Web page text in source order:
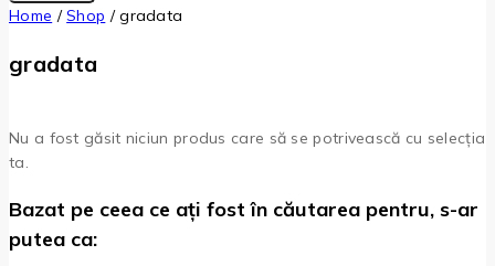
Home / Shop / gradata
gradata
Nu a fost găsit niciun produs care să se potrivească cu selecția
ta.
Bazat pe ceea ce ați fost în căutarea pentru, s-ar
putea ca: